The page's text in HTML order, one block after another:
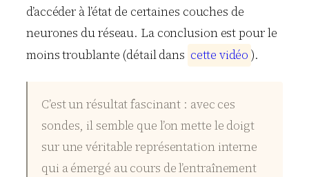
d’accéder à l’état de certaines couches de
neurones du réseau. La conclusion est pour le
moins troublante (détail dans cette vidéo ).
C’est un résultat fascinant : avec ces
sondes, il semble que l’on mette le doigt
sur une véritable représentation interne
qui a émergé au cours de l’entraînement